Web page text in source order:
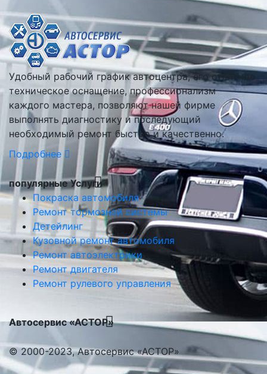
Удобный рабочий график автоцентра, его отличное
техническое оснащение, профессионализм
каждого мастера, позволяют нашей фирме
выполнять диагностику и последующий
необходимый ремонт быстро и качественно.
Подробнее
популярные Услуги
Покраска автомобиля
Ремонт тормозной системы
Детейлинг
Кузовной ремонт автомобиля
Ремонт автоэлектрики
Ремонт двигателя
Ремонт рулевого управления
Автосервис «АСТОР»
© 2000-2023, Автосервис «АСТОР»